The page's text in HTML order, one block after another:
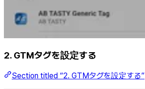
2. GTMタグを設定する
Section titled “2. GTMタグを設定する”